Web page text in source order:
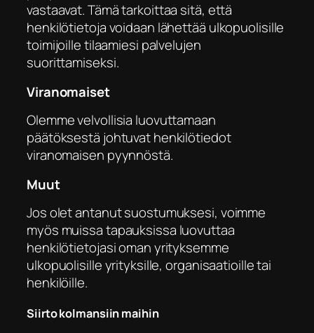
vastaavat. Tämä tarkoittaa sitä, että
henkilötietoja voidaan lähettää ulkopuolisille
toimijoille tilaamiesi palvelujen
suorittamiseksi.
Viranomaiset
Olemme velvollisia luovuttamaan
päätöksestä johtuvat henkilötiedot
viranomaisen pyynnöstä.
Muut
Jos olet antanut suostumuksesi, voimme
myös muissa tapauksissa luovuttaa
henkilötietojasi oman yrityksemme
ulkopuolisille yrityksille, organisaatioille tai
henkilöille.
Siirto kolmansiin maihin